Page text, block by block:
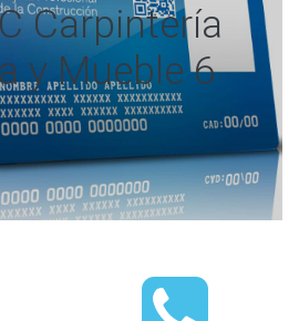
Carpintería
y Mueble 6